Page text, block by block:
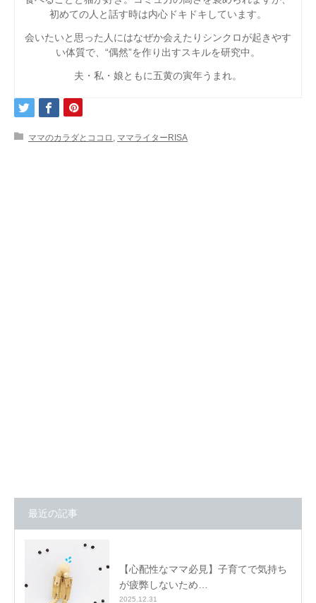
初めての人と話す時は内心ドキドキしています。
会いたいと思った人にはなぜか会えたりシンクロが起きやす
い体質で、“偶然”を作り出すスキルを研究中。
夫・私・娘ともに五黄の寅年うまれ。
ママのカラダとココロ , ママライターRISA
最近の記事
【心配性なママ必見】子育てで気持ち
が疲弊しないため…
2025.12.31